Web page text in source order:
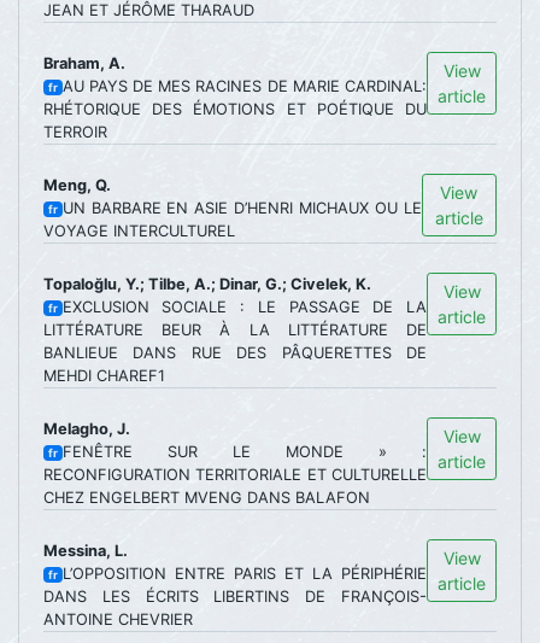
JEAN ET JÉRÔME THARAUD
Braham, A.
fr AU PAYS DE MES RACINES DE MARIE CARDINAL:
RHÉTORIQUE DES ÉMOTIONS ET POÉTIQUE DU
TERROIR
View
article
Meng, Q.
fr UN BARBARE EN ASIE D’HENRI MICHAUX OU LE
VOYAGE INTERCULTUREL
View
article
Topaloğlu, Y.; Tilbe, A.; Dinar, G.; Civelek, K.
fr EXCLUSION SOCIALE : LE PASSAGE DE LA
LITTÉRATURE BEUR À LA LITTÉRATURE DE
BANLIEUE DANS RUE DES PÂQUERETTES DE
MEHDI CHAREF1
View
article
Melagho, J.
fr FENÊTRE SUR LE MONDE » :
RECONFIGURATION TERRITORIALE ET CULTURELLE
CHEZ ENGELBERT MVENG DANS BALAFON
View
article
Messina, L.
fr L’OPPOSITION ENTRE PARIS ET LA PÉRIPHÉRIE
DANS LES ÉCRITS LIBERTINS DE FRANÇOIS-
ANTOINE CHEVRIER
View
article